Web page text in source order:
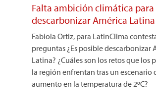
Falta ambición climática para
descarbonizar América Latina
Fabiola Ortiz, para LatinClima
preguntas ¿Es posible descarbonizar
Latina? ¿Cuáles son los retos que los
la región enfrentan tras un escenario
aumento en la temperatura de 2ºC?